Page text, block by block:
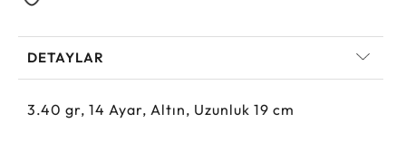
DETAYLAR
3.40 gr, 14 Ayar, Altın, Uzunluk 19 cm